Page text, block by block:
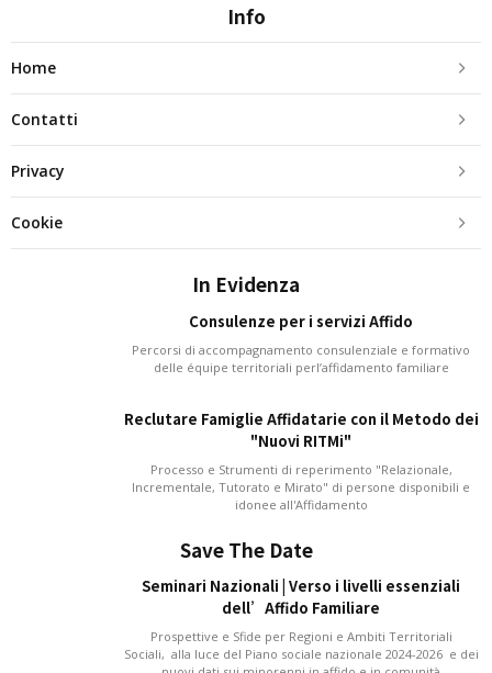
Info
Home
Contatti
Privacy
Cookie
In Evidenza
Consulenze per i servizi Affido
Percorsi di accompagnamento consulenziale e formativo
delle équipe territoriali perl’affidamento familiare
Reclutare Famiglie Affidatarie con il Metodo dei
"Nuovi RITMi"
Processo e Strumenti di reperimento "Relazionale,
Incrementale, Tutorato e Mirato" di persone disponibili e
idonee all'Affidamento
Save The Date
Seminari Nazionali | Verso i livelli essenziali
dell’Affido Familiare
Prospettive e Sfide per Regioni e Ambiti Territoriali
Sociali, alla luce del Piano sociale nazionale 2024-2026 e dei